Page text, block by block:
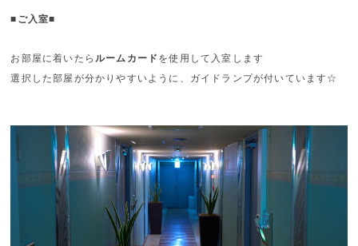
■ご入室■
お部屋に着いたらルームカードを使用して入室します
選択した部屋が分かりやすいように、ガイドランプが付いています☆